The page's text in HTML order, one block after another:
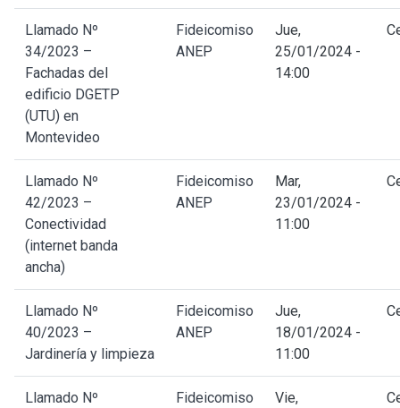
Llamado Nº
34/2023 –
Fachadas del
edificio DGETP
(UTU) en
Montevideo
Fideicomiso
ANEP
Jue,
25/01/2024 -
14:00
Llamado Nº
42/2023 –
Conectividad
(internet banda
ancha)
Fideicomiso
ANEP
Mar,
23/01/2024 -
11:00
Llamado Nº
40/2023 –
Jardinería y limpieza
Fideicomiso
ANEP
Jue,
18/01/2024 -
11:00
Llamado Nº
Fideicomiso
Vie,